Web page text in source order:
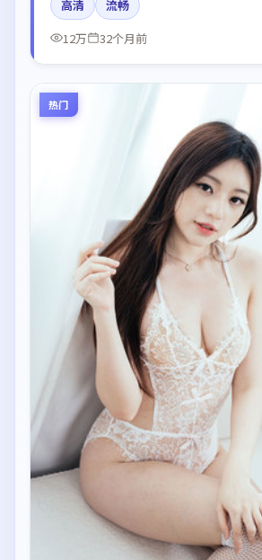
英国都市与冷色调摄影。
高清
流畅
12万
32个月前
热门